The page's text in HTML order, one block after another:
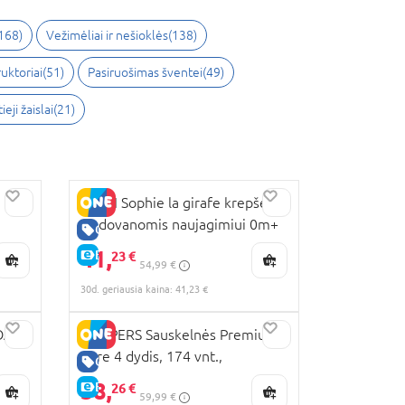
) Vežimėliai ir nešioklės(138)
(51) Pasiruošimas šventei(49)
žaislai(21)
GERA KAINA
E-KAINA
VULLI Sophie la girafe krepšelis
su dovanomis naujagimiui 0m+
516359
41,23 €
54,99 €
30d. geriausia kaina: 41,23 €
GERA KAINA
E-KAINA
PAMPERS Sauskelnės Premium
Care 4 dydis, 174 vnt.,
81784131
38,26 €
59,99 €